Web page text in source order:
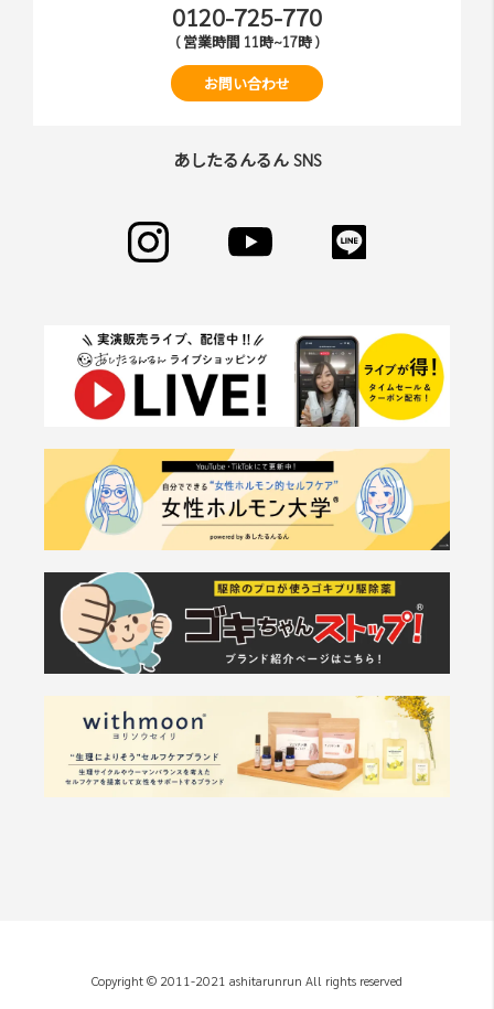
0120-725-770
( 営業時間 11時~17時 )
お問い合わせ
あしたるんるん SNS
Copyright © 2011-2021 ashitarunrun All rights reserved